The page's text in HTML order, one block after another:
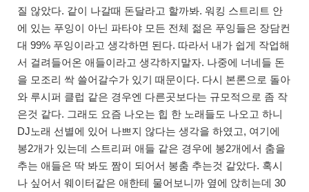
질 않았다. 같이 나갈때 돈달라고 할까봐. 워킹 스트리트 안
에 있는 푸잉이 아닌 파타야 모든 전체 젊은 푸잉들은 장담컨
대 99% 푸잉이라고 생각하면 된다. 따라서 내가 쉽게 작업해
서 걸려들어온 애들이라고 생각하지말자. 나중에 너네들 돈
을 모조리 싹 쓸어갈수가 있기 때문이다. 다시 본론으로 돌아
와 루시퍼 클럽 같은 경우엔 다른곳보다는 규모적으로 좀 작
은것 같다. 그래도 요즘 나오는 힙 한 노래들도 나오고 하니
DJ노래 선별에 있어 나쁘지 않다는 생각을 하였고, 여기에
봉2개가 있는데 스트리퍼 애들 같은 경우에 봉2개에서 춤을
추는 애들은 딱 봐도 짬이 되어서 봉춤 추는것 같았다. 혹시
나 싶어서 웨이터같은 애한테 물어보니까 옆에 앉히는데 30